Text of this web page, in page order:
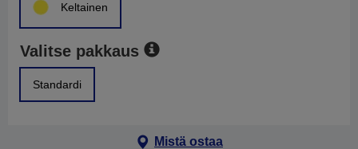
Keltainen
Valitse pakkaus
Standardi
Mistä ostaa